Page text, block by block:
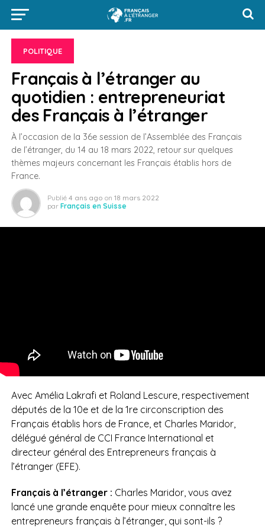
POLITIQUE
Français à l’étranger au
quotidien : entrepreneuriat
des Français à l’étranger
À l’occasion de la 36e session de l’Assemblée des Français
de l’étranger, du 14 au 18 mars 2022, retour sur quelques
thèmes majeurs concernant les Français établis hors de
France.
Publié 4 ans ago on 18 mars 2022
par Français en Suisse
Avec Amélia Lakrafi et Roland Lescure, respectivement
députés de la 10e et de la 1re circonscription des
Français établis hors de France, et Charles Maridor,
délégué général de CCI France International et
directeur général des Entrepreneurs français à
l’étranger (EFE).
Français à l’étranger : Charles Maridor, vous avez
lancé une grande enquête pour mieux connaître les
entrepreneurs français à l’étranger, qui sont-ils ?